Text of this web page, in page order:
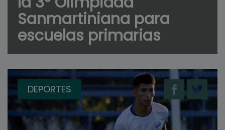
Sanmartiniana para
escuelas primarias
DEPORTES